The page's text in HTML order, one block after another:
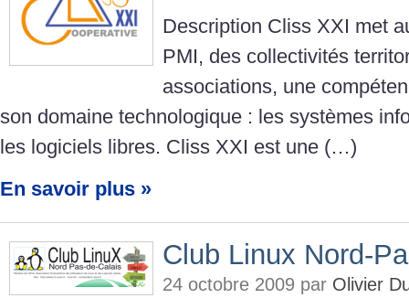
Description Cliss XXI met
PMI, des collectivités
associations, une
son domaine technologique : les systèmes
les logiciels libres. Cliss XXI est une (…)
En savoir plus »
Club Linux Nord-
24 octobre 2009 par Olivier